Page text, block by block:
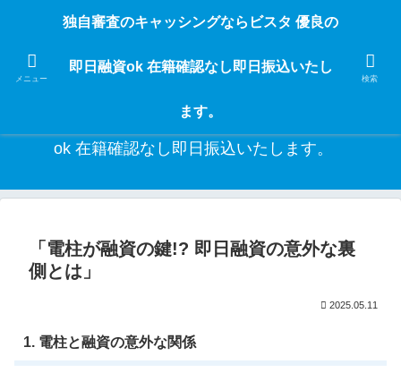
独自審査のフリーローンならビスタなら24時間365日 在籍確認なしで借りれる
な入用があっても安心！融資率97％！仕事をしている人ならブラックでも給料
日返済の１ヶ月融資で借りられるから安心！
独自審査のキャッシングならビスタ 優良の即日融資
ok 在籍確認なし即日振込いたします。
「電柱が融資の鍵!? 即日融資の意外な裏
側とは」
2025.05.11
1. 電柱と融資の意外な関係
メニュー
独自審査のキャッシングならビスタ 優良の
即日融資ok 在籍確認なし即日振込いたし
ます。
検索